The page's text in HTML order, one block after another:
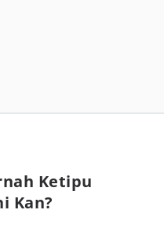
Ketipu
Kan?